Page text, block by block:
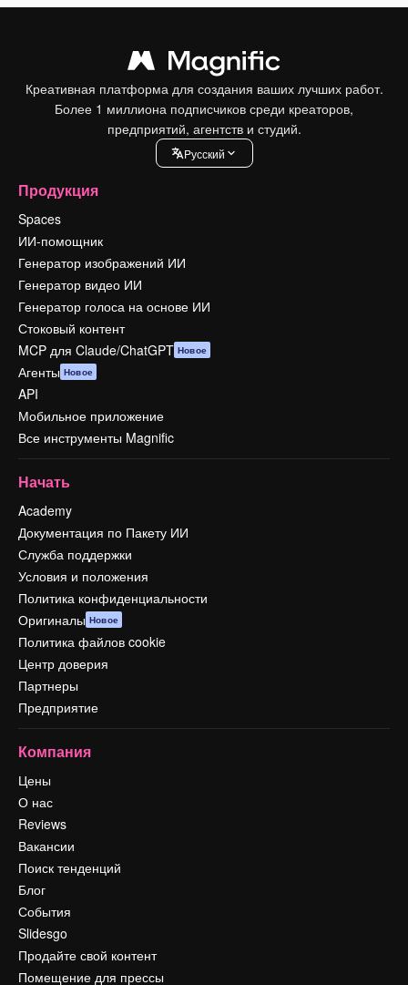
Креативная платформа для создания ваших лучших работ.
Более 1 миллиона подписчиков среди креаторов,
предприятий, агентств и студий.
Pусский
Продукция
Spaces
ИИ-помощник
Генератор изображений ИИ
Генератор видео ИИ
Генератор голоса на основе ИИ
Стоковый контент
MCP для Claude/ChatGPT Новое
Агенты Новое
API
Мобильное приложение
Все инструменты Magnific
Начать
Academy
Документация по Пакету ИИ
Служба поддержки
Условия и положения
Политика конфиденциальности
Оригиналы Новое
Политика файлов cookie
Центр доверия
Партнеры
Предприятие
Компания
Цены
О нас
Reviews
Вакансии
Поиск тенденций
Блог
События
Slidesgo
Продайте свой контент
Помещение для прессы